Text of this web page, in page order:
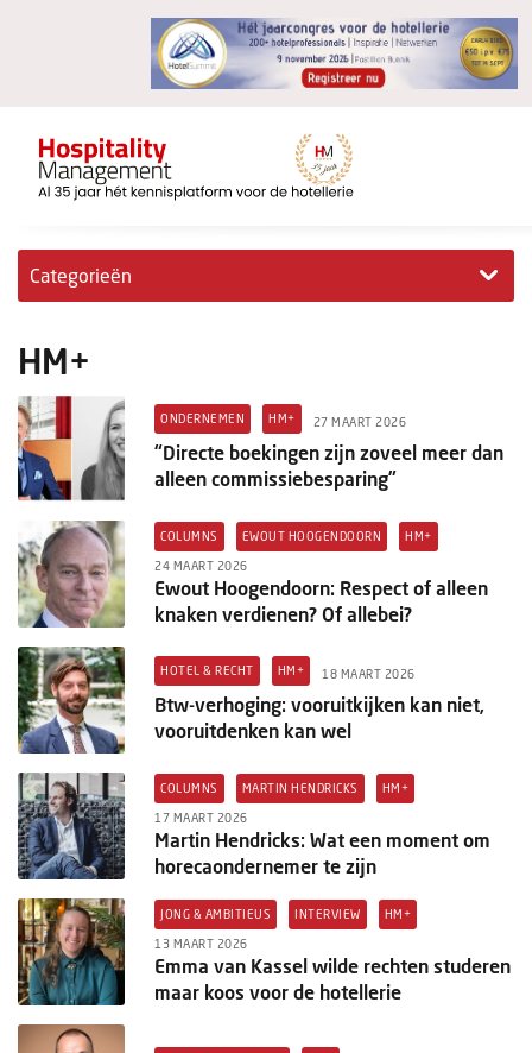
Categorieën
Hotelovernames
HM+
Jong & Ambitieus
Columns
Michelin
Nieuwe hotels
Personalia
HotelSummit
HM+
ONDERNEMEN HM+ 27 MAART 2026
“Directe boekingen zijn zoveel meer dan
alleen commissiebesparing”
COLUMNS EWOUT HOOGENDOORN HM+
24 MAART 2026
Ewout Hoogendoorn: Respect of alleen
knaken verdienen? Of allebei?
HOTEL & RECHT HM+ 18 MAART 2026
Btw-verhoging: vooruitkijken kan niet,
vooruitdenken kan wel
COLUMNS MARTIN HENDRICKS HM+
17 MAART 2026
Martin Hendricks: Wat een moment om
horecaondernemer te zijn
JONG & AMBITIEUS INTERVIEW HM+
13 MAART 2026
Emma van Kassel wilde rechten studeren
maar koos voor de hotellerie